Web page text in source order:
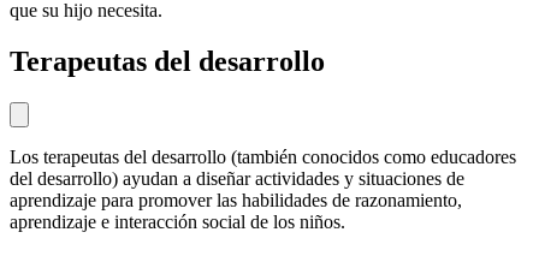
que su hijo necesita.
Terapeutas del desarrollo
Los terapeutas del desarrollo (también conocidos como educadores
del desarrollo) ayudan a diseñar actividades y situaciones de
aprendizaje para promover las habilidades de razonamiento,
aprendizaje e interacción social de los niños.